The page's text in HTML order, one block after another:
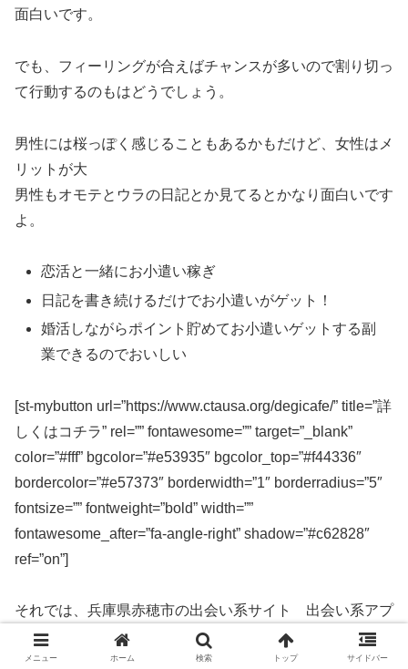
面白いです。
でも、フィーリングが合えばチャンスが多いので割り切っ
て行動するのもはどうでしょう。
男性には桜っぽく感じることもあるかもだけど、女性はメ
リットが大
男性もオモテとウラの日記とか見てるとかなり面白いです
よ。
恋活と一緒にお小遣い稼ぎ
日記を書き続けるだけでお小遣いがゲット！
婚活しながらポイント貯めてお小遣いゲットする副
業できるのでおいしい
[st-mybutton url=”https://www.ctausa.org/degicafe/” title=”詳
しくはコチラ” rel=”” fontawesome=”” target=”_blank”
color=”#fff” bgcolor=”#e53935″ bgcolor_top=”#f44336″
bordercolor=”#e57373″ borderwidth=”1″ borderradius=”5″
fontsize=”” fontweight=”bold” width=””
fontawesome_after=”fa-angle-right” shadow=”#c62828″
ref=”on”]
それでは、兵庫県赤穂市の出会い系サイト 出会い系アプ
リを実際に使ってみた感想などを解説します。
メニュー ホーム 検索 トップ サイドバー